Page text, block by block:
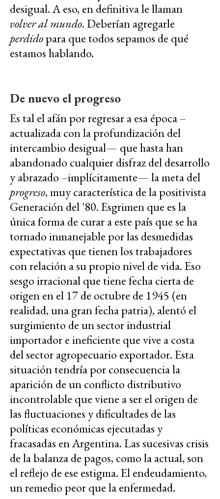
desigual. A eso, en definitiva le llaman
volver al mundo. Deberían agregarle
perdidopara que todos sepamos de qué
estamos hablando.
De nuevo el progreso
Es tal el afán por regresar a esa época –
actualizada con la profundización del
intercambio desigual— que hasta han
abandonado cualquier disfraz del desarrollo
y abrazado –implícitamente— la meta del
progreso, muy característica de la positivista
Generación del '80. Esgrimen que es la
única forma de curar a este país que se ha
tornado inmanejable por las desmedidas
expectativas que tienen los trabajadores
con relación a su propio nivel de vida. Eso
sesgo irracional que tiene fecha cierta de
origen en el 17 de octubre de 1945 (en
realidad, una gran fecha patria), alentó el
surgimiento de un sector industrial
importador e ineficiente que vive a costa
del sector agropecuario exportador. Esta
situación tendría por consecuencia la
aparición de un conflicto distributivo
incontrolable que viene a ser el origen de
las fluctuaciones y dificultades de las
políticas económicas ejecutadas y
fracasadas en Argentina. Las sucesivas crisis
de la balanza de pagos, como la actual, son
el reflejo de ese estigma. El endeudamiento,
un remedio peor que la enfermedad.